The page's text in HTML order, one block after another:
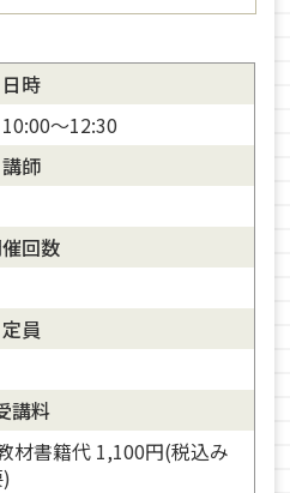
日時
〜12:30
講師
回数
定員
講料
書籍代 1,100円(税込み